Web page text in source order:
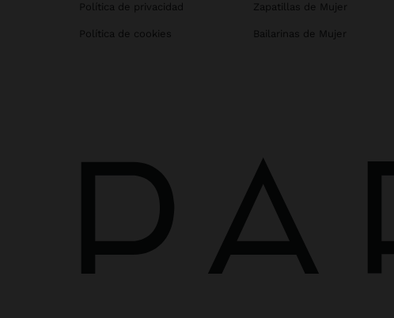
Política de privacidad
Política de cookies
Zapatillas de Mujer
Bailarinas de Mujer